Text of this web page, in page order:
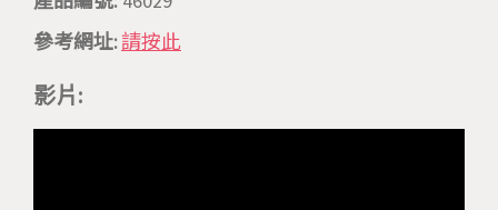
參考網址:請按此
影片: